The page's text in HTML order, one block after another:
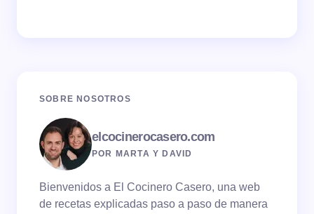
SOBRE NOSOTROS
elcocinerocasero.com
POR MARTA Y DAVID
Bienvenidos a El Cocinero Casero, una web
de recetas explicadas paso a paso de manera